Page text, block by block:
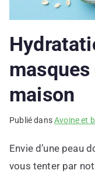
masques
maison
Publié dansAvoine et
Envie d’une peau
vous tenter par